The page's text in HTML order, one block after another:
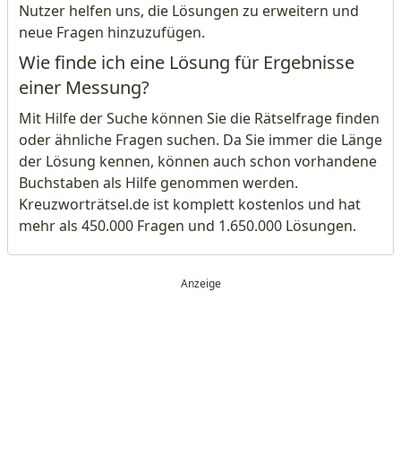
Nutzer helfen uns, die Lösungen zu erweitern und
neue Fragen hinzuzufügen.
Wie finde ich eine Lösung für Ergebnisse
einer Messung?
Mit Hilfe der Suche können Sie die Rätselfrage finden
oder ähnliche Fragen suchen. Da Sie immer die Länge
der Lösung kennen, können auch schon vorhandene
Buchstaben als Hilfe genommen werden.
Kreuzworträtsel.de ist komplett kostenlos und hat
mehr als 450.000 Fragen und 1.650.000 Lösungen.